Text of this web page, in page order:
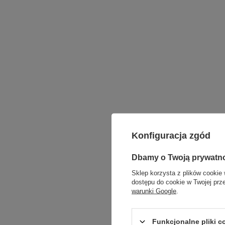
Konfiguracja zgód
Dbamy o Twoją
Sklep korzysta z plików cookie
dostępu do cookie w Twojej
warunki Google
Funkcjonalne pliki